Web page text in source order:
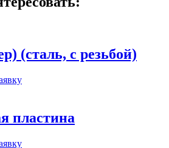
(сталь, с резьбой)
пластина